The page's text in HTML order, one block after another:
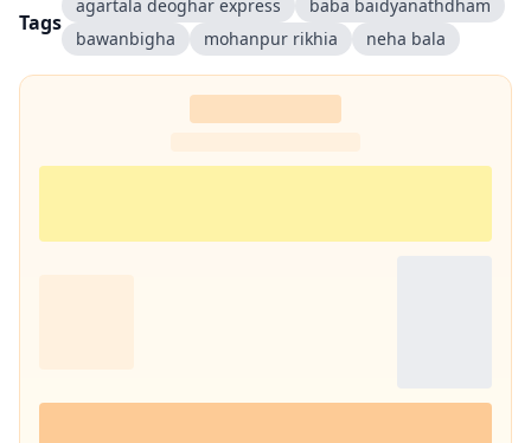
Tags
agartala deoghar express
baba baidyanathdham
bawanbigha
mohanpur rikhia neha bala